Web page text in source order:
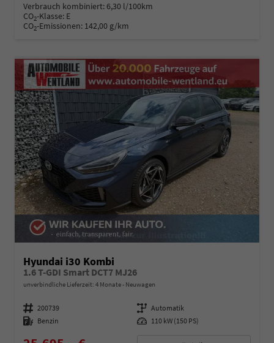
Verbrauch kombiniert:6,30 l/100km
CO2-Klasse: E
CO2-Emissionen: 142,00 g/km
Hyundai i30 Kombi
1.6 T-GDI Smart DCT7 MJ26
unverbindliche Lieferzeit: 4 Monate Neuwagen
Fahrzeugnummer 200739 Getriebe Automatik
Kraftstoff Benzin Leistung 110 kW (150 PS)